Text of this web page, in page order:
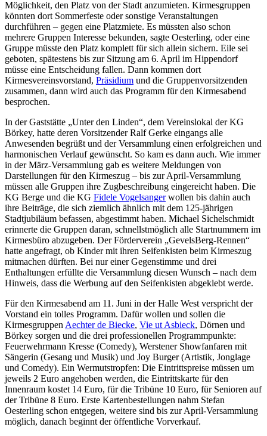
Möglichkeit, den Platz von der Stadt anzumieten. Kirmesgruppen
könnten dort Sommerfeste oder sonstige Veranstaltungen
durchführen – gegen eine Platzmiete. Es müssten also schon
mehrere Gruppen Interesse bekunden, sagte Oesterling, oder eine
Gruppe müsste den Platz komplett für sich allein sichern. Eile sei
geboten, spätestens bis zur Sitzung am 6. April im Hippendorf
müsse eine Entscheidung fallen. Dann kommen dort
Kirmesvereinsvorstand, Präsidium und die Gruppenvorsitzenden
zusammen, dann wird auch das Programm für den Kirmesabend
besprochen.
In der Gaststätte „Unter den Linden“, dem Vereinslokal der KG
Börkey, hatte deren Vorsitzender Ralf Gerke eingangs alle
Anwesenden begrüßt und der Versammlung einen erfolgreichen und
harmonischen Verlauf gewünscht. So kam es dann auch. Wie immer
in der März-Versammlung gab es weitere Meldungen von
Darstellungen für den Kirmeszug – bis zur April-Versammlung
müssen alle Gruppen ihre Zugbeschreibung eingereicht haben. Die
KG Berge und die KG Fidele Vogelsangerwollen bis dahin auch
ihre Beiträge, die sich ziemlich ähnlich mit dem 125-jährigen
Stadtjubiläum befassen, abgestimmt haben. Michael Sichelschmidt
erinnerte die Gruppen daran, schnellstmöglich alle Startnummern im
Kirmesbüro abzugeben. Der Förderverein „GevelsBerg-Rennen“
hatte angefragt, ob Kinder mit ihren Seifenkisten beim Kirmeszug
mitmachen dürften. Bei nur einer Gegenstimme und drei
Enthaltungen erfüllte die Versammlung diesen Wunsch – nach dem
Hinweis, dass die Werbung auf den Seifenkisten abgeklebt werde.
Für den Kirmesabend am 11. Juni in der Halle West verspricht der
Vorstand ein tolles Programm. Dafür wollen und sollen die
Kirmesgruppen Aechter de Biecke, Vie ut Asbieck, Dörnen und
Börkey sorgen und die drei professionellen Programmpunkte:
Feuerwehrmann Kresse (Comedy), Werstener Showfanfaren mit
Sängerin (Gesang und Musik) und Joy Burger (Artistik, Jonglage
und Comedy). Ein Wermutstropfen: Die Eintrittspreise müssen um
jeweils 2 Euro angehoben werden, die Eintrittskarte für den
Innenraum kostet 14 Euro, für die Tribüne 10 Euro, für Senioren auf
der Tribüne 8 Euro. Erste Kartenbestellungen nahm Stefan
Oesterling schon entgegen, weitere sind bis zur April-Versammlung
möglich, danach beginnt der öffentliche Vorverkauf.